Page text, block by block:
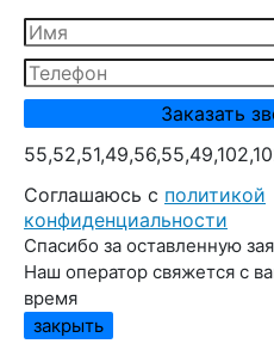
Cоглашаюсь с политикой
конфиденциальности
Спасибо за оставленную
Наш оператор свяжется с
время
закрыть